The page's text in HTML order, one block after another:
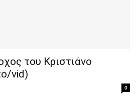
του Κριστιάνο
vid)
0